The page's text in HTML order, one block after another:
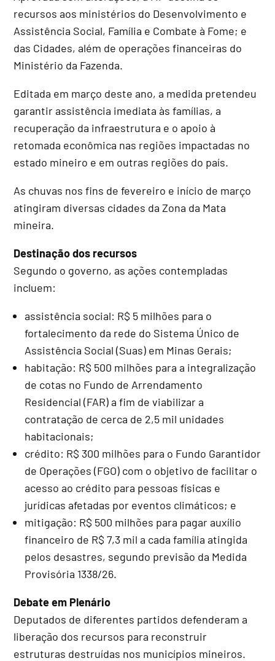
recursos aos ministérios do Desenvolvimento e
Assistência Social, Família e Combate à Fome; e
das Cidades, além de operações financeiras do
Ministério da Fazenda.
Editada em março deste ano, a medida pretendeu
garantir assistência imediata às famílias, a
recuperação da infraestrutura e o apoio à
retomada econômica nas regiões impactadas no
estado mineiro e em outras regiões do país.
As chuvas nos fins de fevereiro e início de março
atingiram diversas cidades da Zona da Mata
mineira.
Destinação dos recursos
Segundo o governo, as ações contempladas
incluem:
assistência social: R$ 5 milhões para o
fortalecimento da rede do Sistema Único de
Assistência Social (Suas) em Minas Gerais;
habitação: R$ 500 milhões para a integralização
de cotas no Fundo de Arrendamento
Residencial (FAR) a fim de viabilizar a
contratação de cerca de 2,5 mil unidades
habitacionais;
crédito: R$ 300 milhões para o Fundo Garantidor
de Operações (FGO) com o objetivo de facilitar o
acesso ao crédito para pessoas físicas e
jurídicas afetadas por eventos climáticos; e
mitigação: R$ 500 milhões para pagar auxílio
financeiro de R$ 7,3 mil a cada família atingida
pelos desastres, segundo previsão da Medida
Provisória 1338/26.
Debate em Plenário
Deputados de diferentes partidos defenderam a
liberação dos recursos para reconstruir
estruturas destruídas nos municípios mineiros.